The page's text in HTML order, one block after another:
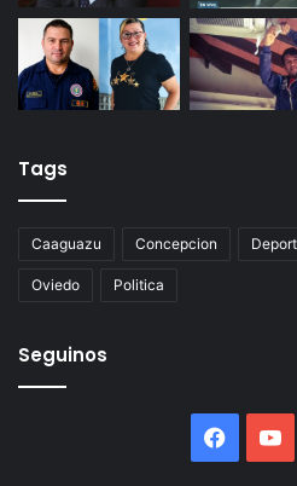
Tags
Caaguazu Concepcion
Oviedo Politica
Seguinos